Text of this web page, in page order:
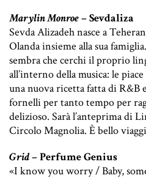
Marylin Monroe– Sevdaliza
Sevda Alizadeh nasce a
Olanda insieme alla sua famiglia.
sembra che cerchi il proprio
all’interno della musica: le
una nuova ricetta fatta di R&B
fornelli per tanto tempo per
delizioso. Sarà l’anteprima di
Circolo Magnolia. È bello
Grid– Perfume Genius
«I know you worry /Baby,